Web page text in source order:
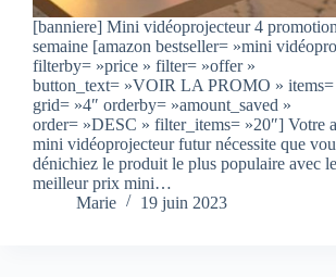
[banniere] Mini vidéoprojecteur 4
semaine [amazon bestseller= »mini
filterby= »price » filter= »offer »
button_text= »VOIR LA PROMO » items=
grid= »4″ orderby= »amount_saved »
order= »DESC » filter_items= »20″] Votre
mini vidéoprojecteur futur nécessite que
dénichiez le produit le plus populaire avec le
meilleur prix mini…
Marie
19 juin 2023